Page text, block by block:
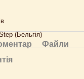
(Бельгія)
Файли